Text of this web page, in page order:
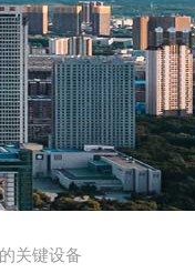
关键设备